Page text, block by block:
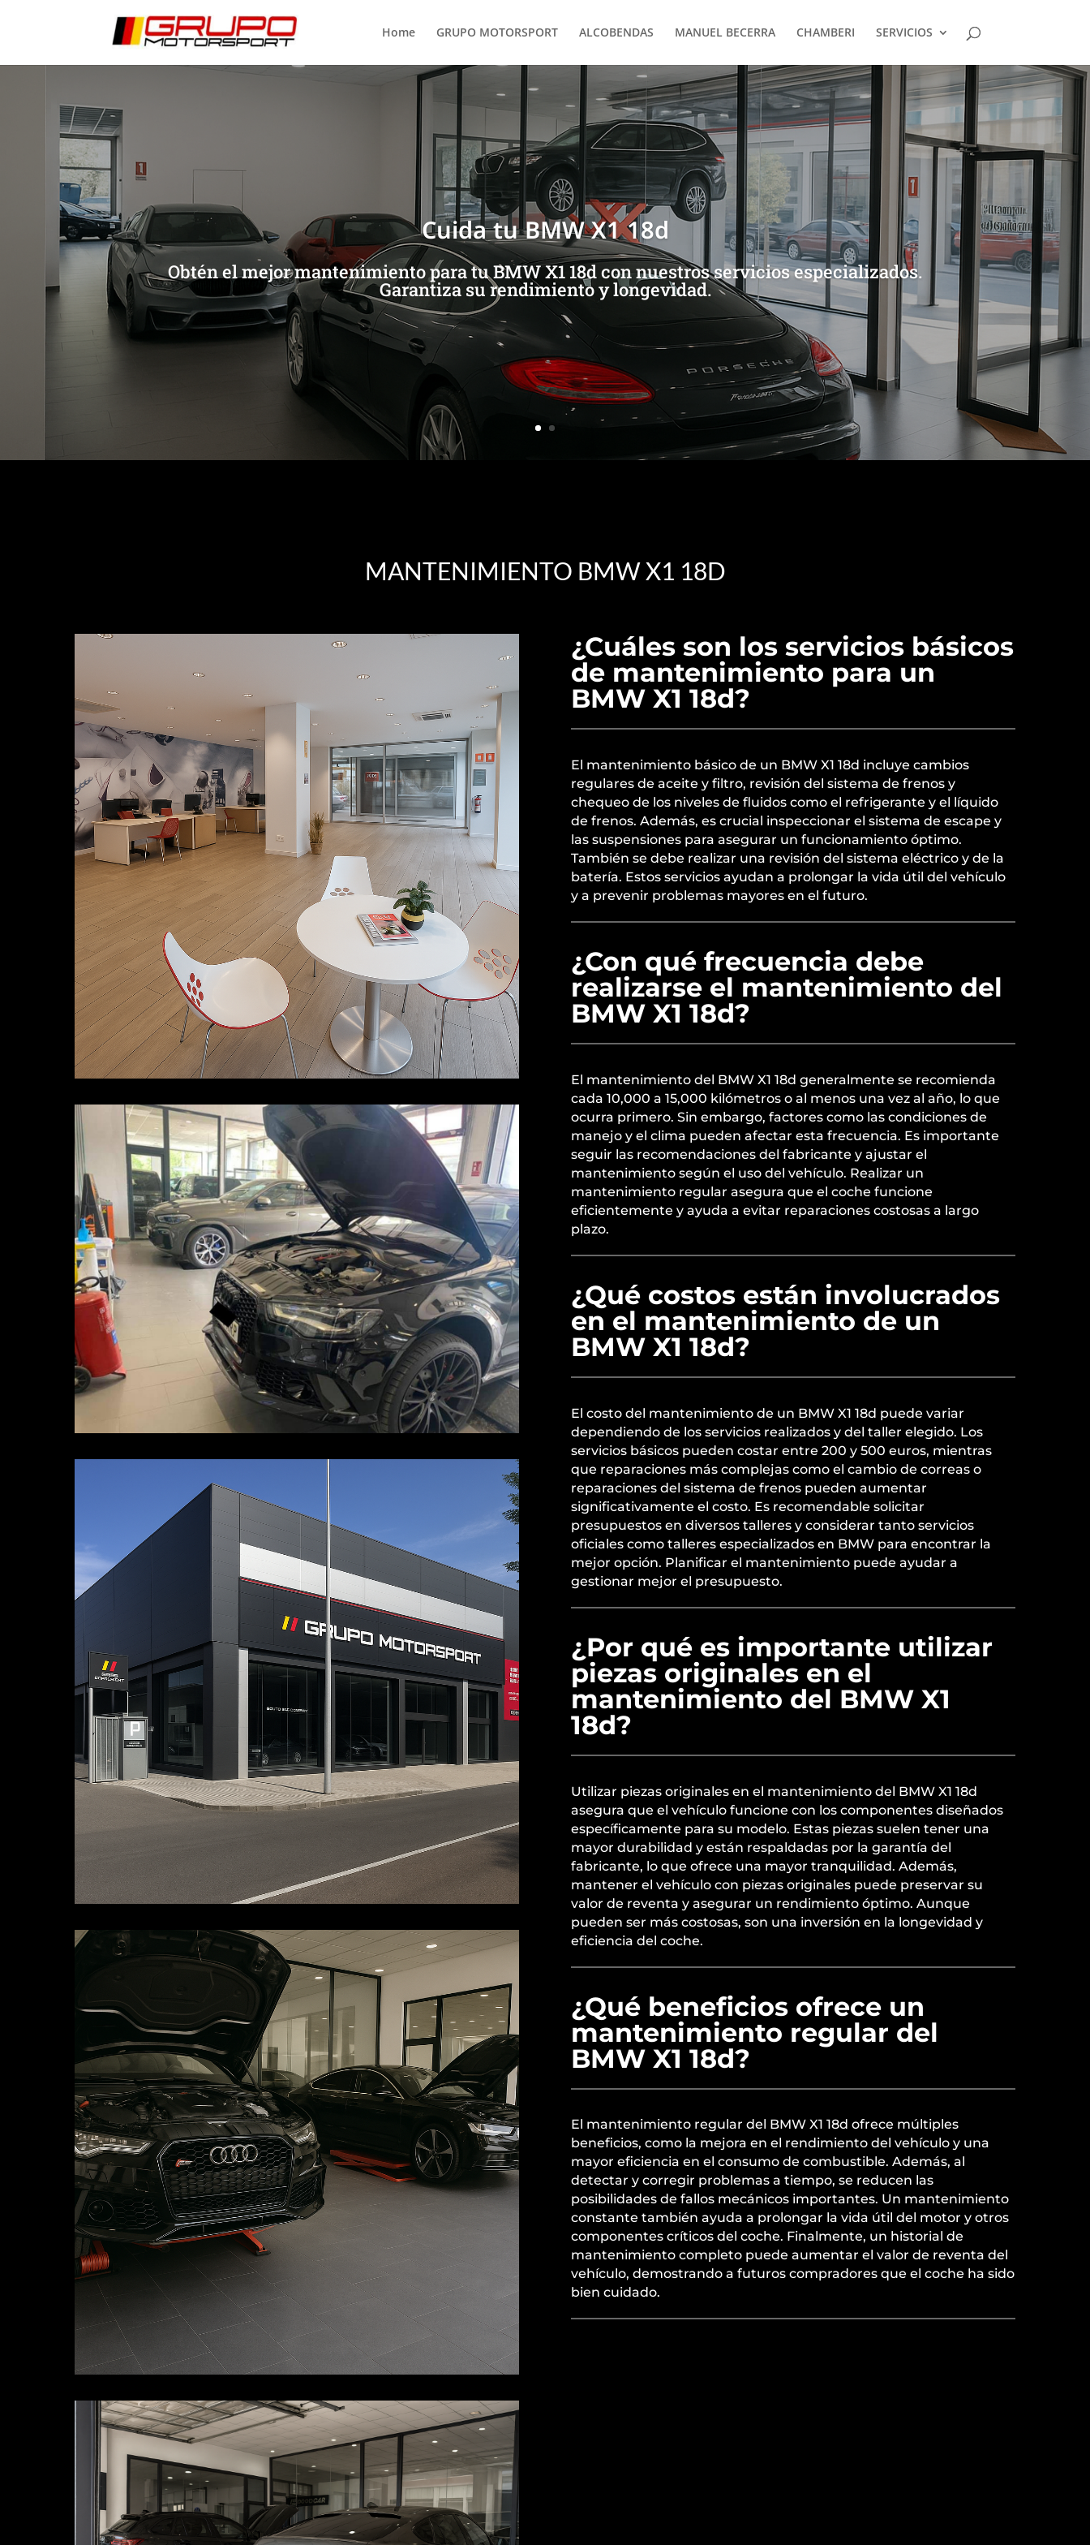
Home GRUPO MOTORSPORT ALCOBENDAS MANUEL BECERRA CHAMBERI SERVICIOS
Cuida tu BMW X1 18d
Obtén el mejor mantenimiento para tu BMW X1 18d con nuestros servicios especializados.
Garantiza su rendimiento y longevidad.
MANTENIMIENTO BMW X1 18D
¿Cuáles son los servicios básicos
de mantenimiento para un
BMW X1 18d?
El mantenimiento básico de un BMW X1 18d incluye cambios
regulares de aceite y filtro, revisión del sistema de frenos y
chequeo de los niveles de fluidos como el refrigerante y el líquido
de frenos. Además, es crucial inspeccionar el sistema de escape y
las suspensiones para asegurar un funcionamiento óptimo.
También se debe realizar una revisión del sistema eléctrico y de la
batería. Estos servicios ayudan a prolongar la vida útil del vehículo
y a prevenir problemas mayores en el futuro.
¿Con qué frecuencia debe
realizarse el mantenimiento del
BMW X1 18d?
El mantenimiento del BMW X1 18d generalmente se recomienda
cada 10,000 a 15,000 kilómetros o al menos una vez al año, lo que
ocurra primero. Sin embargo, factores como las condiciones de
manejo y el clima pueden afectar esta frecuencia. Es importante
seguir las recomendaciones del fabricante y ajustar el
mantenimiento según el uso del vehículo. Realizar un
mantenimiento regular asegura que el coche funcione
eficientemente y ayuda a evitar reparaciones costosas a largo
plazo.
¿Qué costos están involucrados
en el mantenimiento de un
BMW X1 18d?
El costo del mantenimiento de un BMW X1 18d puede variar
dependiendo de los servicios realizados y del taller elegido. Los
servicios básicos pueden costar entre 200 y 500 euros, mientras
que reparaciones más complejas como el cambio de correas o
reparaciones del sistema de frenos pueden aumentar
significativamente el costo. Es recomendable solicitar
presupuestos en diversos talleres y considerar tanto servicios
oficiales como talleres especializados en BMW para encontrar la
mejor opción. Planificar el mantenimiento puede ayudar a
gestionar mejor el presupuesto.
¿Por qué es importante utilizar
piezas originales en el
mantenimiento del BMW X1
18d?
Utilizar piezas originales en el mantenimiento del BMW X1 18d
asegura que el vehículo funcione con los componentes diseñados
específicamente para su modelo. Estas piezas suelen tener una
mayor durabilidad y están respaldadas por la garantía del
fabricante, lo que ofrece una mayor tranquilidad. Además,
mantener el vehículo con piezas originales puede preservar su
valor de reventa y asegurar un rendimiento óptimo. Aunque
pueden ser más costosas, son una inversión en la longevidad y
eficiencia del coche.
¿Qué beneficios ofrece un
mantenimiento regular del
BMW X1 18d?
El mantenimiento regular del BMW X1 18d ofrece múltiples
beneficios, como la mejora en el rendimiento del vehículo y una
mayor eficiencia en el consumo de combustible. Además, al
detectar y corregir problemas a tiempo, se reducen las
posibilidades de fallos mecánicos importantes. Un mantenimiento
constante también ayuda a prolongar la vida útil del motor y otros
componentes críticos del coche. Finalmente, un historial de
mantenimiento completo puede aumentar el valor de reventa del
vehículo, demostrando a futuros compradores que el coche ha sido
bien cuidado.